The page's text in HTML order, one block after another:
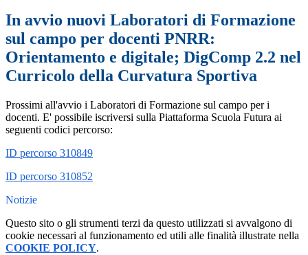
In avvio nuovi Laboratori di Formazione
sul campo per docenti PNRR:
Orientamento e digitale; DigComp 2.2 nel
Curricolo della Curvatura Sportiva
Prossimi all'avvio i Laboratori di Formazione sul campo per i
docenti. E' possibile iscriversi sulla Piattaforma Scuola Futura ai
seguenti codici percorso:
ID percorso 310849
ID percorso 310852
Notizie
Questo sito o gli strumenti terzi da questo utilizzati si avvalgono di
cookie necessari al funzionamento ed utili alle finalità illustrate nella
COOKIE POLICY.